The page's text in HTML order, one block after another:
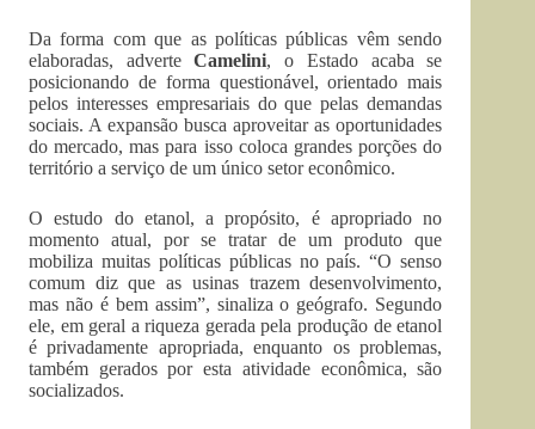
Da forma com que as políticas públicas vêm sendo
elaboradas, adverteCamelini, o Estado acaba se
posicionando de forma questionável, orientado mais
pelos interesses empresariais do que pelas demandas
sociais. A expansão busca aproveitar as oportunidades
do mercado, mas para isso coloca grandes porções do
território a serviço de um único setor econômico.
O estudo do etanol, a propósito, é apropriado no
momento atual, por se tratar de um produto que
mobiliza muitas políticas públicas no país. “O senso
comum diz que as usinas trazem desenvolvimento,
mas não é bem assim”, sinaliza o geógrafo. Segundo
ele, em geral a riqueza gerada pela produção de etanol
é privadamente apropriada, enquanto os problemas,
também gerados por esta atividade econômica, são
socializados.